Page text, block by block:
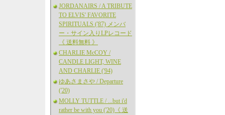
JORDANAIRS / A TRIBUTE
TO ELVIS' FAVORITE
SPIRITUALS ('87) メンバ
ー・サイン入りLPレコード
《 送料無料 》
CHARLIE McCOY /
CANDLE LIGHT, WINE
AND CHARLIE ('94)
ゆあさまさや / Departure
('20)
MOLLY TUTTLE / ...but i'd
rather be with you ('20)《 送